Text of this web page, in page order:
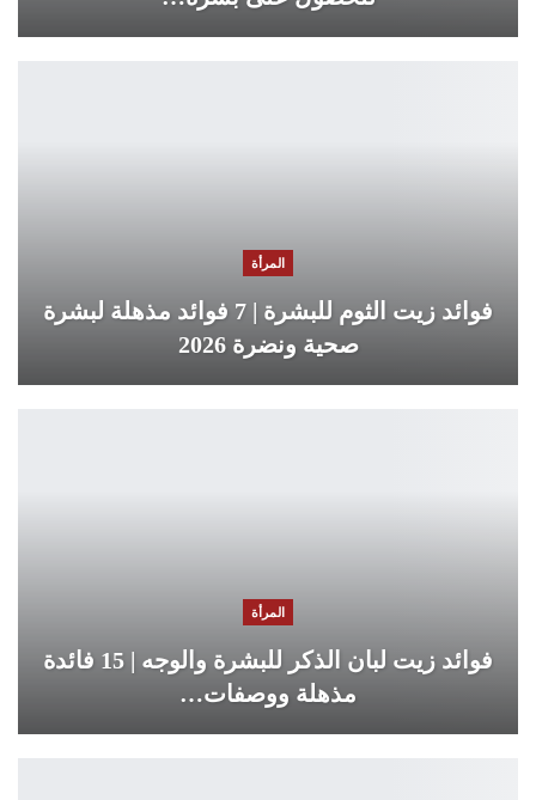
المرأة
فوائد زيت الثوم للبشرة | 7 فوائد مذهلة لبشرة
صحية ونضرة 2026
المرأة
فوائد زيت لبان الذكر للبشرة والوجه | 15 فائدة
مذهلة ووصفات…